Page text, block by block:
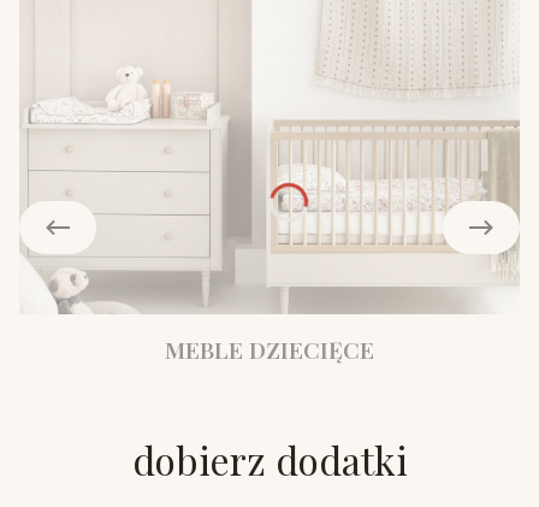
MEBLE DZIECIĘCE
dobierz dodatki